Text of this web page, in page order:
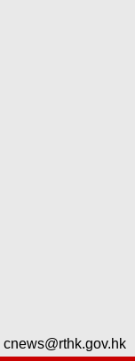
cnews@rthk.gov.hk